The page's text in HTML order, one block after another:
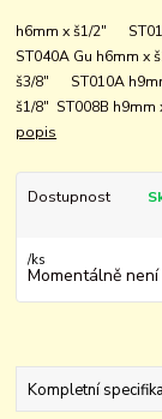
h6mm x š1/2"
ST040A Gu h6mm
š3/8" ST010A
š1/8" ST008B h9mm
popis
Dostupnost
/ks
Momentálně
Kompletní